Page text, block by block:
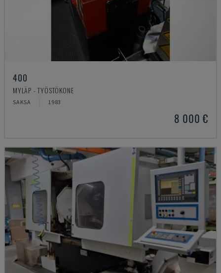
400
MYLÄP - TYÖSTÖKONE
SAKSA 1983
8 000 €